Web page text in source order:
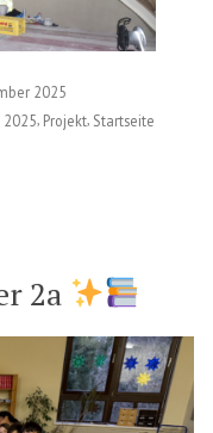
2025
2025 Projekt Startseite
2a